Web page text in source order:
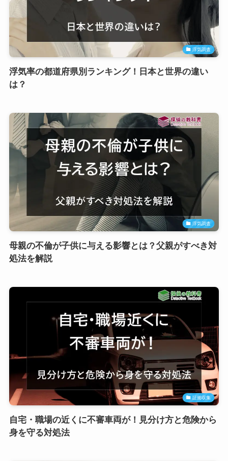
浮気調査
浮気率の都道府県別ランキング！日本と世界の違い
は？
浮気調査
母親の不倫が子供に与える影響とは？父親がすべき対
処法を解説
証拠収集
自宅・職場の近くに不審車両が！見分け方と危険から
身を守る対処法